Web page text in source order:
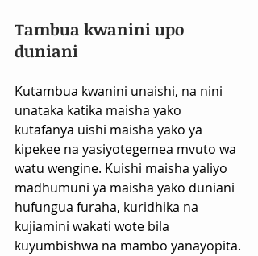
Tambua kwanini upo
duniani
Kutambua kwanini unaishi, na nini
unataka katika maisha yako
kutafanya uishi maisha yako ya
kipekee na yasiyotegemea mvuto wa
watu wengine. Kuishi maisha yaliyo
madhumuni ya maisha yako duniani
hufungua furaha, kuridhika na
kujiamini wakati wote bila
kuyumbishwa na mambo yanayopita.